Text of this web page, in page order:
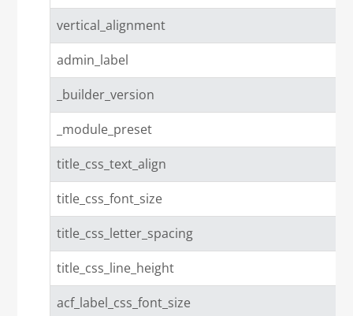
vertical_alignment
admin_label
_builder_version
_module_preset
title_css_text_align
title_css_font_size
title_css_letter_spacing
title_css_line_height
acf_label_css_font_size